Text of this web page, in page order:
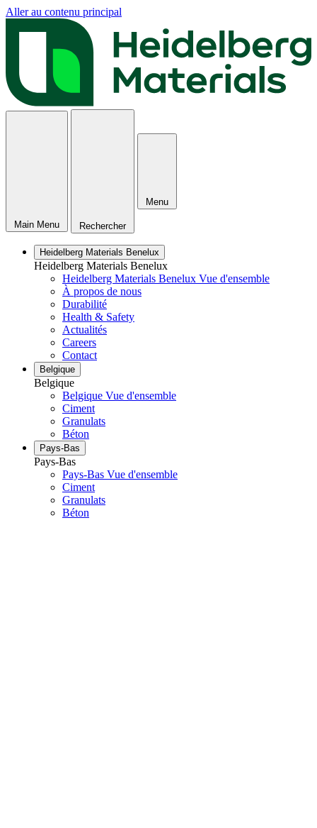
Aller au contenu principal
Main Menu Rechercher
Menu
Heidelberg Materials Benelux
Heidelberg Materials Benelux
Heidelberg Materials Benelux Vue d'ensemble
À propos de nous
Durabilité
Health & Safety
Actualités
Careers
Contact
Belgique
Belgique
Belgique Vue d'ensemble
Ciment
Granulats
Béton
Pays-Bas
Pays-Bas
Pays-Bas Vue d'ensemble
Ciment
Granulats
Béton